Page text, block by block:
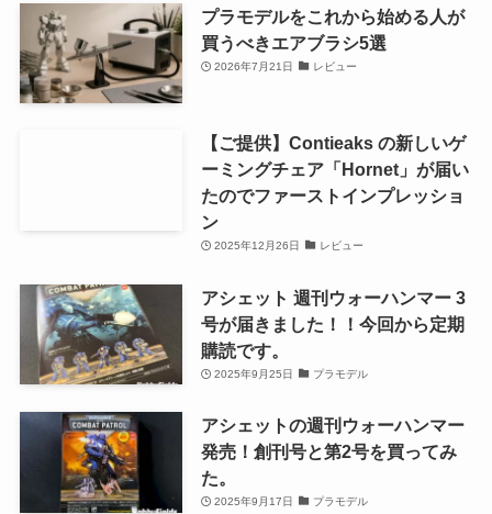
プラモデルをこれから始める人が
買うべきエアブラシ5選
2026年7月21日 レビュー
【ご提供】Contieaks の新しいゲ
ーミングチェア「Hornet」が届い
たのでファーストインプレッショ
ン
2025年12月26日 レビュー
アシェット 週刊ウォーハンマー 3
号が届きました！！今回から定期
購読です。
2025年9月25日 プラモデル
アシェットの週刊ウォーハンマー
発売！創刊号と第2号を買ってみ
た。
2025年9月17日 プラモデル